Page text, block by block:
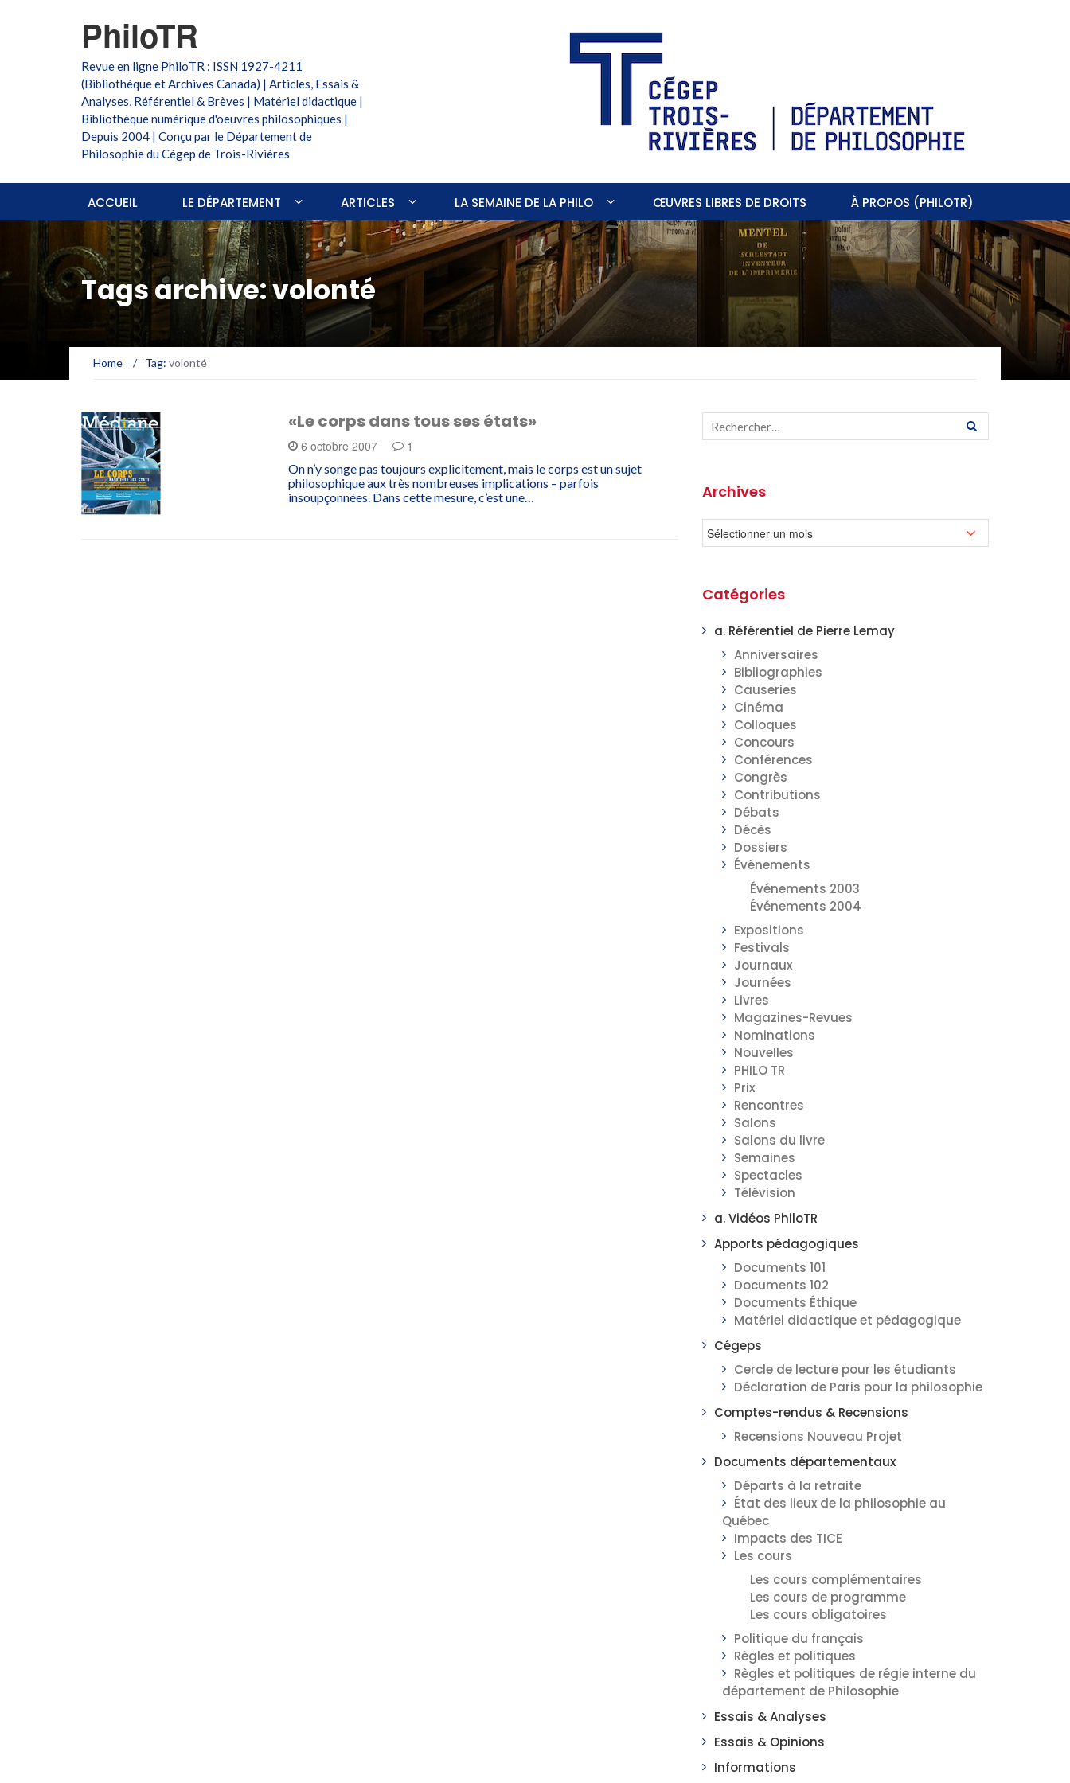
PhiloTR
Revue en ligne PhiloTR : ISSN 1927-4211
(Bibliothèque et Archives Canada) | Articles, Essais &
Analyses, Référentiel & Brèves | Matériel didactique |
Bibliothèque numérique d'oeuvres philosophiques |
Depuis 2004 | Conçu par le Département de
Philosophie du Cégep de Trois-Rivières
ACCUEIL LE DÉPARTEMENT ARTICLES LA SEMAINE DE LA PHILO ŒUVRES LIBRES DE DROITS À PROPOS (PHILOTR)
Tags archive: volonté
Home / Tag: volonté
«Le corps dans tous ses états»
6 octobre 2007 1
On n’y songe pas toujours explicitement, mais le corps est un sujet
philosophique aux très nombreuses implications – parfois
insoupçonnées. Dans cette mesure, c’est une…
Archives
Catégories
a. Référentiel de Pierre Lemay
Anniversaires
Bibliographies
Causeries
Cinéma
Colloques
Concours
Conférences
Congrès
Contributions
Débats
Décès
Dossiers
Événements
Événements 2003
Événements 2004
Expositions
Festivals
Journaux
Journées
Livres
Magazines-Revues
Nominations
Nouvelles
PHILO TR
Prix
Rencontres
Salons
Salons du livre
Semaines
Spectacles
Télévision
a. Vidéos PhiloTR
Apports pédagogiques
Documents 101
Documents 102
Documents Éthique
Matériel didactique et pédagogique
Cégeps
Cercle de lecture pour les étudiants
Déclaration de Paris pour la philosophie
Comptes-rendus & Recensions
Recensions Nouveau Projet
Documents départementaux
Départs à la retraite
État des lieux de la philosophie au
Québec
Impacts des TICE
Les cours
Les cours complémentaires
Les cours de programme
Les cours obligatoires
Politique du français
Règles et politiques
Règles et politiques de régie interne du
département de Philosophie
Essais & Analyses
Essais & Opinions
Informations